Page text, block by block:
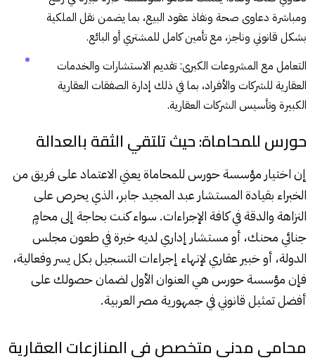
ومباشرة دعاوى صحة ونفاذ عقود البيع، بما يضمن نقل الملكية
بشكل قانوني وناجز، مع تأمين كامل للمشتري أو البائع.
التعامل مع المشروعات الكبرى: تقديم الاستشارات والخدمات
العقارية للشركات والأفراد، بما في ذلك إدارة الصفقات العقارية
الكبيرة وتأسيس الشركات العقارية.
حورس للمحاماة: حيث تلتقي الثقة بالعدالة
إن اختيار مؤسسة حورس للمحاماة يعني الاعتماد على فريق من
الخبراء بقيادة المستشار عبد المجيد جابر، الذي يحرص على
النزاهة والدقة في كافة الإجراءات. سواء كنت بحاجة إلى محامٍ
جنائي محنك، أو مستشار إداري لديه خبرة في طعون مجلس
الدولة، أو خبير عقاري لإنهاء إجراءات التسجيل بكل يسر وفعالية،
فإن مؤسسة حورس هي العنوان الأول لضمان حصولك على
أفضل تمثيل قانوني في جمهورية مصر العربية.
محامي مدني متخصص في المنازعات العقارية